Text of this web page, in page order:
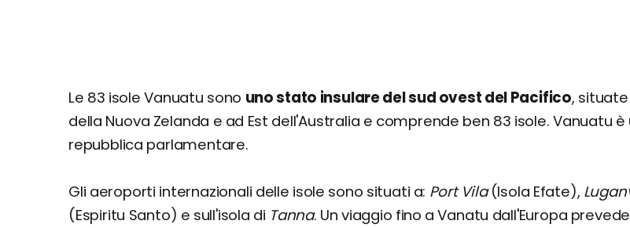
Le 83 isole Vanuatu sono uno stato insulare del sud ovest del Pacifico,
della Nuova Zelanda e ad Est dell'Australia e comprende ben 83 isole. Vanuatu è
repubblica parlamentare.
Gli aeroporti internazionali delle isole sono situati a: Port Vila(Isola Efate),
(Espiritu Santo) e sull'isola di Tanna. Un viaggio fino a Vanatu dall'Europa prevede